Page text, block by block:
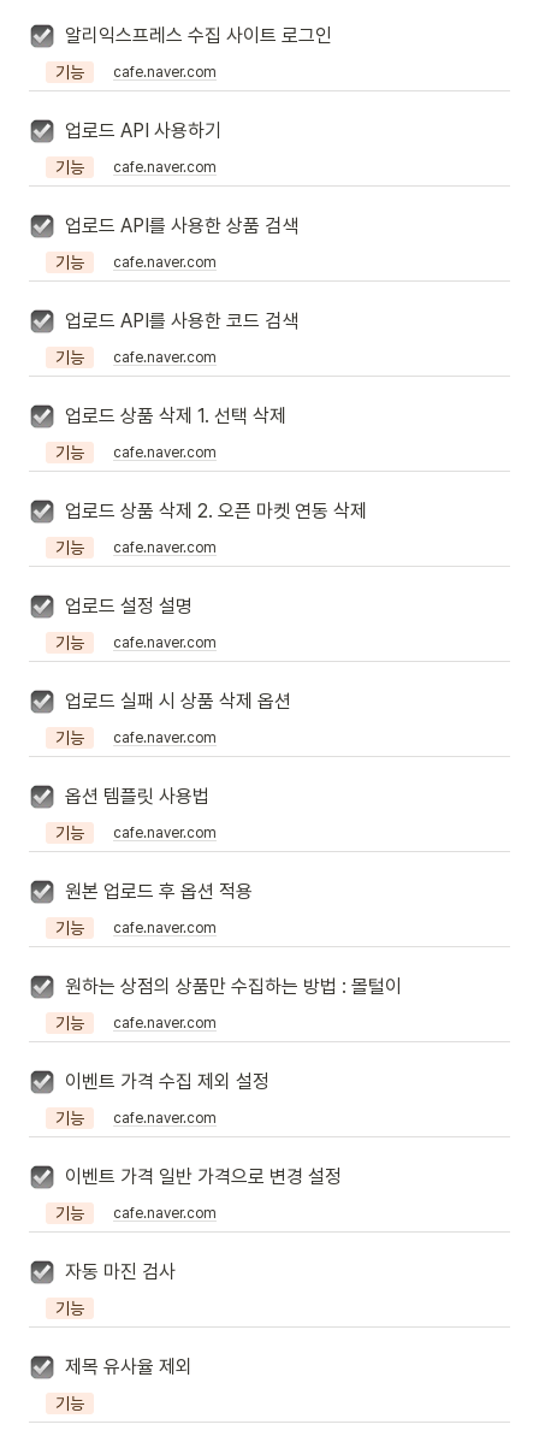
알리익스프레스 수집 사이트 로그인
기능 cafe.naver.com
업로드 API 사용하기
기능 cafe.naver.com
업로드 API를 사용한 상품 검색
기능 cafe.naver.com
업로드 API를 사용한 코드 검색
기능 cafe.naver.com
업로드 상품 삭제 1. 선택 삭제
기능 cafe.naver.com
업로드 상품 삭제 2. 오픈 마켓 연동 삭제
기능 cafe.naver.com
업로드 설정 설명
기능 cafe.naver.com
업로드 실패 시 상품 삭제 옵션
기능 cafe.naver.com
옵션 템플릿 사용법
기능 cafe.naver.com
원본 업로드 후 옵션 적용
기능 cafe.naver.com
원하는 상점의 상품만 수집하는 방법 : 몰털이
기능 cafe.naver.com
이벤트 가격 수집 제외 설정
기능 cafe.naver.com
이벤트 가격 일반 가격으로 변경 설정
기능 cafe.naver.com
자동 마진 검사
기능
제목 유사율 제외
기능